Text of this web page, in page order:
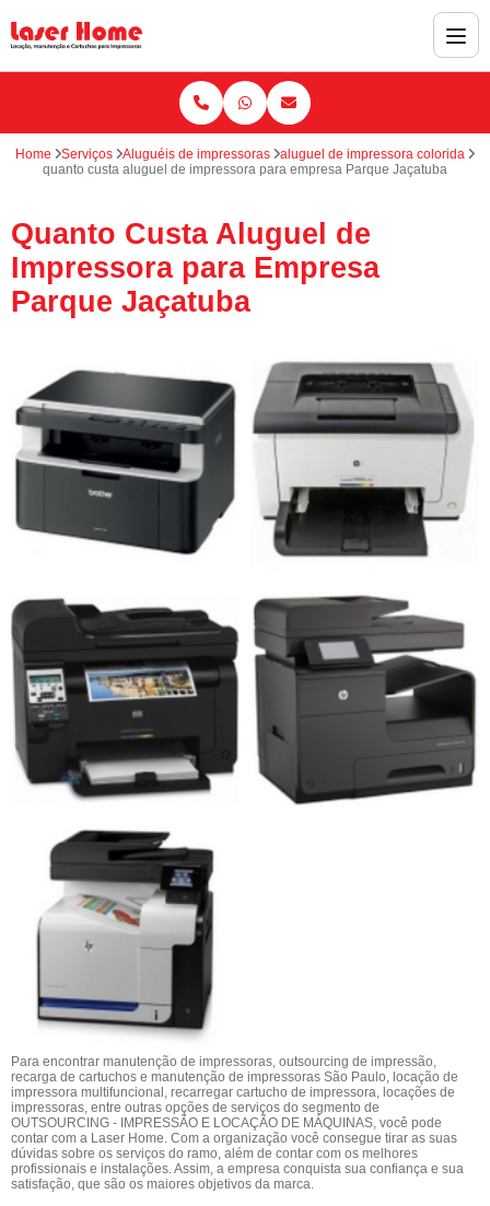
Home Serviços Aluguéis de impressoras
aluguel de impressora colorida
quanto custa aluguel de impressora para empresa Parque Jaçatuba
Quanto Custa Aluguel de
Impressora para Empresa
Parque Jaçatuba
Para encontrar manutenção de impressoras, outsourcing de impressão,
recarga de cartuchos e manutenção de impressoras São Paulo, locação de
impressora multifuncional, recarregar cartucho de impressora, locações de
impressoras, entre outras opções de serviços do segmento de
OUTSOURCING - IMPRESSÃO E LOCAÇÃO DE MÁQUINAS, você pode
contar com a Laser Home. Com a organização você consegue tirar as suas
dúvidas sobre os serviços do ramo, além de contar com os melhores
profissionais e instalações. Assim, a empresa conquista sua confiança e sua
satisfação, que são os maiores objetivos da marca.